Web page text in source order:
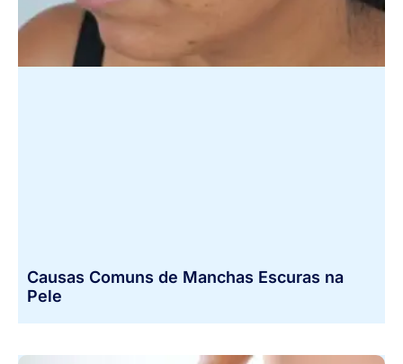
Causas Comuns de Manchas Escuras na
Pele